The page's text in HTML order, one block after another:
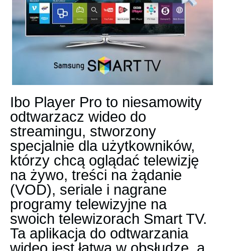
Ibo Player Pro to niesamowity
odtwarzacz wideo do
streamingu, stworzony
specjalnie dla użytkowników,
którzy chcą oglądać telewizję
na żywo, treści na żądanie
(VOD), seriale i nagrane
programy telewizyjne na
swoich telewizorach Smart TV.
Ta aplikacja do odtwarzania